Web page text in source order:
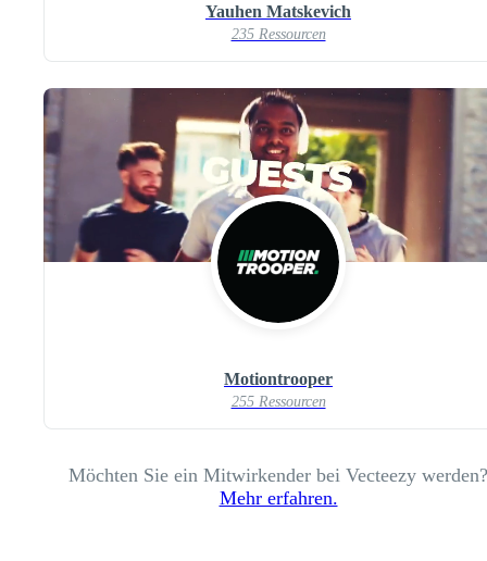
Yauhen Matskevich
235 Ressourcen
Motiontrooper
255 Ressourcen
Möchten Sie ein Mitwirkender bei Vecteezy werden?
Mehr erfahren.